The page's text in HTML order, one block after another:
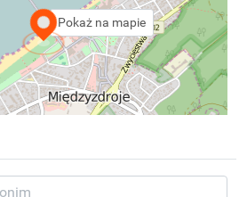
Pokaż na mapie